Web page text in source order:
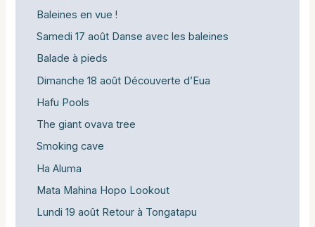
Baleines en vue !
Samedi 17 août Danse avec les baleines
Balade à pieds
Dimanche 18 août Découverte d’Eua
Hafu Pools
The giant ovava tree
Smoking cave
Ha Aluma
Mata Mahina Hopo Lookout
Lundi 19 août Retour à Tongatapu